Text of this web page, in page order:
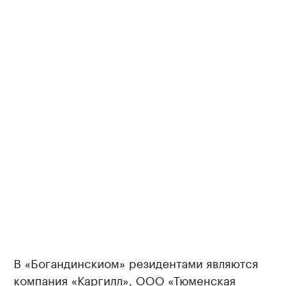
В «Богандинскиом» резидентами являются
компания «Каргилл», ООО «Тюменская